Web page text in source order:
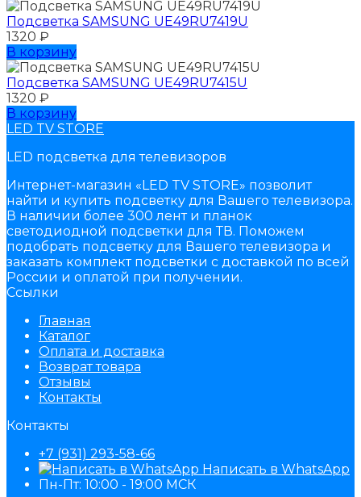
Подсветка SAMSUNG UЕ49RU7419U
1320 ₽
В корзину
Подсветка SAMSUNG UЕ49RU7415U
1320 ₽
В корзину
LED TV STORE
LED подсветка для телевизоров
Интернет-магазин «LED TV STORE» позволит
найти и купить подсветку для Вашего телевизора.
В наличии более 300 лент и планок
светодиодной подсветки для ТВ. Поможем
подобрать подсветку для Вашего телевизора и
заказать комплект подсветки с доставкой по всей
России и оплатой при получении.
Ссылки
Главная
Каталог
Оплата и доставка
Возврат товара
Отзывы
Контакты
Контакты
+7 (931) 293-58-66
Написать в WhatsApp
Пн-Пт: 10:00 - 19:00 МСК